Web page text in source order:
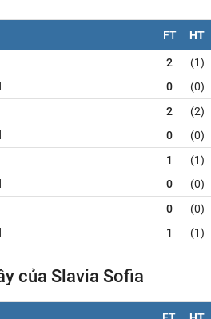
FT HT
2
(1)
0 (0)
2
(2)
0 (0)
1
(1)
0 (0)
0
(0)
1 (1)
của Slavia Sofia